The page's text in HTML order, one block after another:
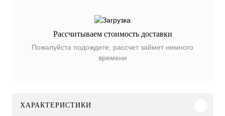
Рассчитываем стоимость доставки
Пожалуйста подождите, рассчет займет немного
времени
ХАРАКТЕРИСТИКИ